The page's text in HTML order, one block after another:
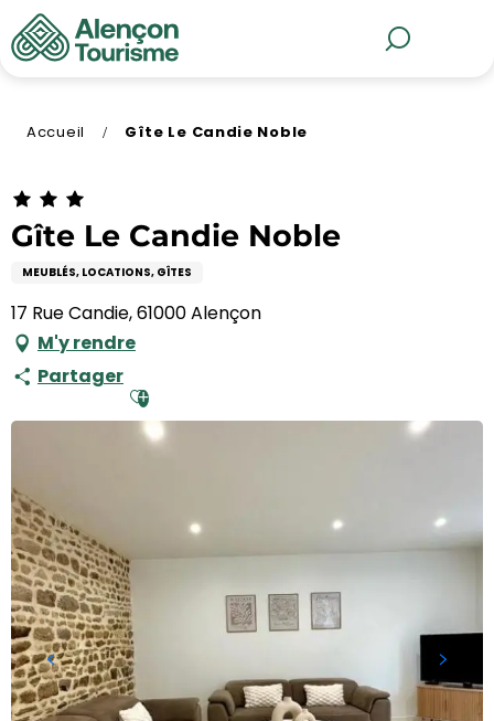
Aller
au
contenu
Accueil Gîte Le Candie Noble
Gîte Le Candie Noble
MEUBLÉS, LOCATIONS, GÎTES
17 Rue Candie, 61000 Alençon
M'y rendre
Partager Ajouter aux favoris